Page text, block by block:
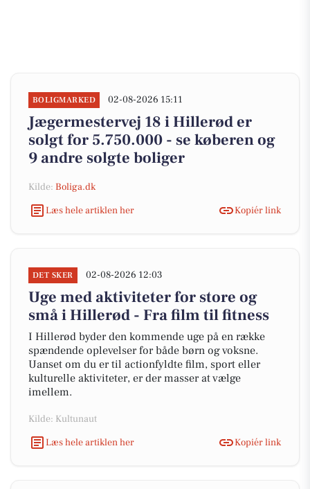
BOLIGMARKED 02-08-2026 15:11
Jægermestervej 18 i Hillerød er
solgt for 5.750.000 - se køberen og
9 andre solgte boliger
Kilde: Boliga.dk
Læs hele artiklen her
Kopiér link
DET SKER 02-08-2026 12:03
Uge med aktiviteter for store og
små i Hillerød - Fra film til fitness
I Hillerød byder den kommende uge på en række
spændende oplevelser for både børn og voksne.
Uanset om du er til actionfyldte film, sport eller
kulturelle aktiviteter, er der masser at vælge
imellem.
Kilde: Kultunaut
Læs hele artiklen her
Kopiér link